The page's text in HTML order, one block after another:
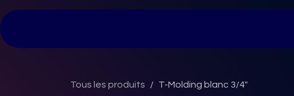
Se rendre au contenu
Tous les produits T-Molding blanc 3/4"